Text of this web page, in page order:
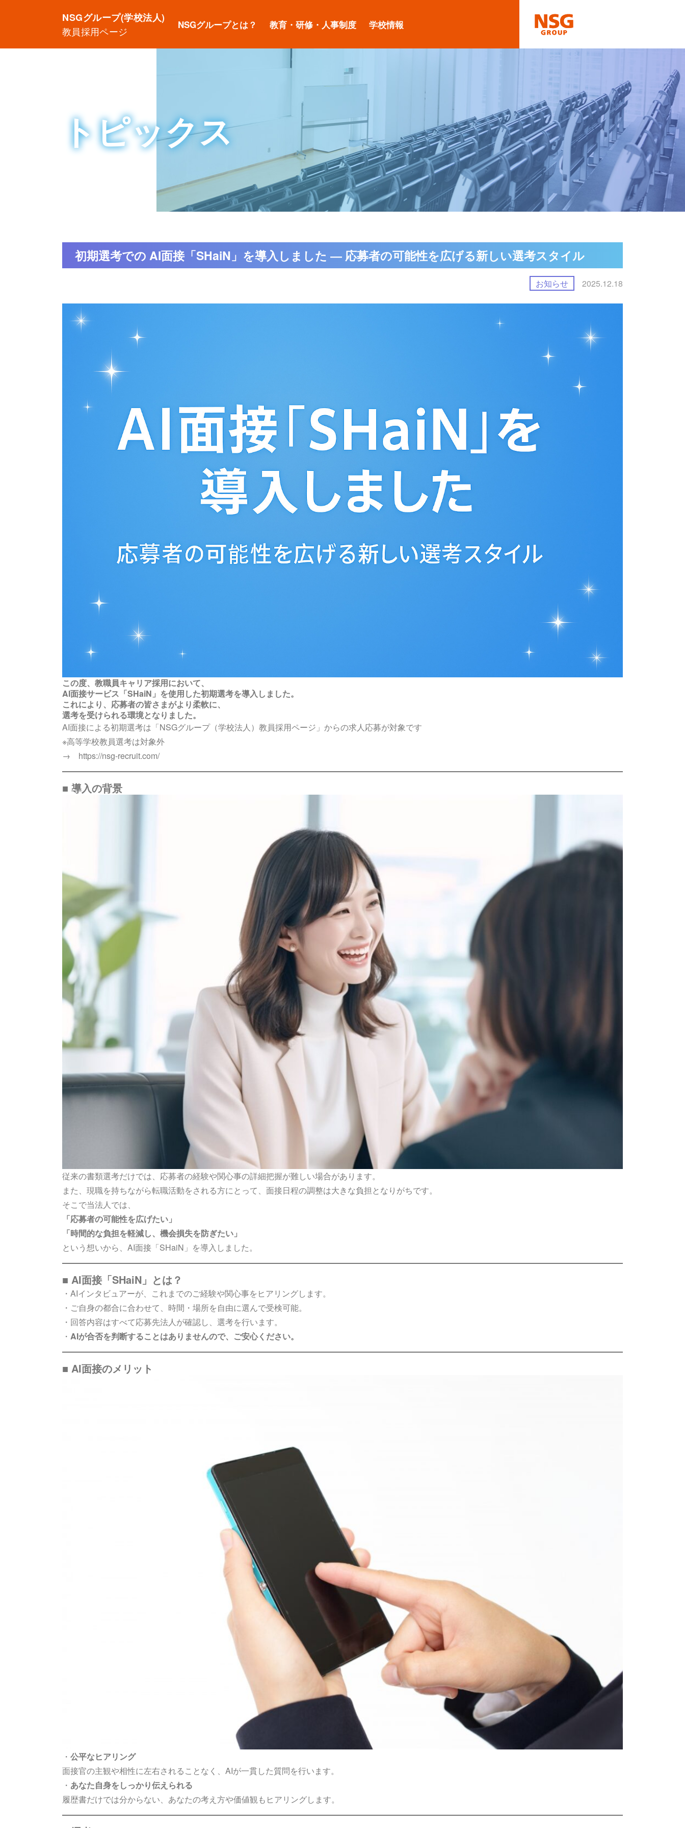
NSGグループ(学校法人)
教員採用ページ
NSGグループとは？ 教育・研修・人事制度 学校情報
トピックス
初期選考での AI面接「SHaiN」を導入しました ― 応募者の可能性を広げる新しい選考スタイル
お知らせ 2025.12.18
この度、教職員キャリア採用において、
AI面接サービス「SHaiN」を使用した初期選考を導入しました。
これにより、応募者の皆さまがより柔軟に、
選考を受けられる環境となりました。
AI面接による初期選考は「NSGグループ（学校法人）教員採用ページ」からの求人応募が対象です
※高等学校教員選考は対象外
→ https://nsg-recruit.com/
■ 導入の背景
従来の書類選考だけでは、応募者の経験や関心事の詳細把握が難しい場合があります。
また、現職を持ちながら転職活動をされる方にとって、面接日程の調整は大きな負担となりがちです。
そこで当法人では、
「応募者の可能性を広げたい」
「時間的な負担を軽減し、機会損失を防ぎたい」
という想いから、AI面接「SHaiN」を導入しました。
■ AI面接「SHaiN」とは？
・AIインタビュアーが、これまでのご経験や関心事をヒアリングします。
・ご自身の都合に合わせて、時間・場所を自由に選んで受検可能。
・回答内容はすべて応募先法人が確認し、選考を行います。
・ AIが合否を判断することはありませんので、ご安心ください。
■ AI面接のメリット
・ 公平なヒアリング
面接官の主観や相性に左右されることなく、AIが一貫した質問を行います。
・ あなた自身をしっかり伝えられる
履歴書だけでは分からない、あなたの考え方や価値観もヒアリングします。